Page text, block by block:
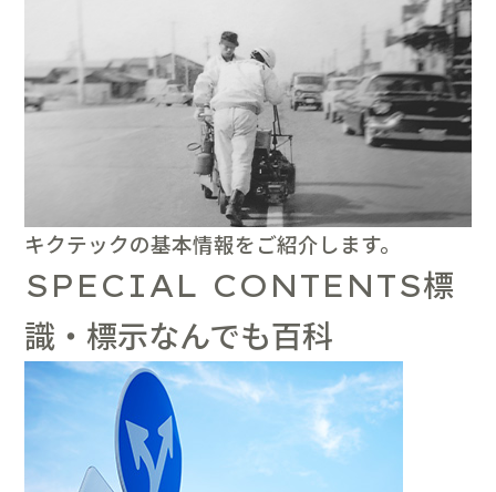
キクテックの基本情報をご紹介します。
SPECIAL CONTENTS標
識・標示なんでも百科